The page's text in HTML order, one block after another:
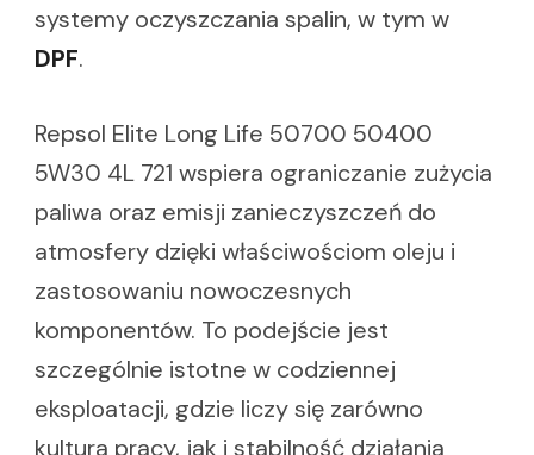
systemy oczyszczania spalin, w tym w
DPF.
Repsol Elite Long Life 50700 50400
5W30 4L 721 wspiera ograniczanie zużycia
paliwa oraz emisji zanieczyszczeń do
atmosfery dzięki właściwościom oleju i
zastosowaniu nowoczesnych
komponentów. To podejście jest
szczególnie istotne w codziennej
eksploatacji, gdzie liczy się zarówno
kultura pracy, jak i stabilność działania